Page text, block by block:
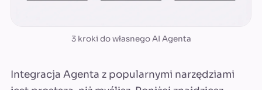
3 kroki do własnego AI Agenta
Integracja Agenta z popularnymi narzędziami